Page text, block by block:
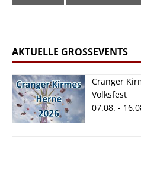
AKTUELLE GROSSEVENTS
Cranger
Volksfest
07.08. -